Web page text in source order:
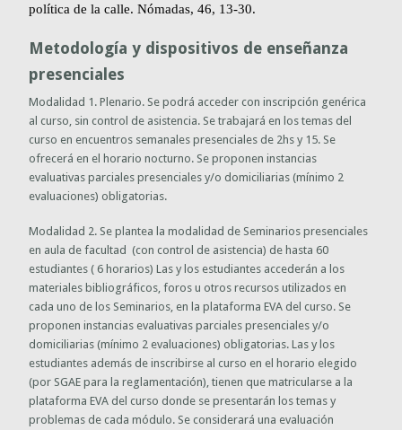
política de la calle.Nómadas, 46, 13-30.
Metodología y dispositivos de enseñanza
presenciales
Modalidad 1. Plenario. Se podrá acceder con inscripción genérica
al curso, sin control de asistencia. Se trabajará en los temas del
curso en encuentros semanales presenciales de 2hs y 15. Se
ofrecerá en el horario nocturno. Se proponen instancias
evaluativas parciales presenciales y/o domiciliarias (mínimo 2
evaluaciones) obligatorias.
Modalidad 2. Se plantea la modalidad de Seminarios presenciales
en aula de facultad (con control de asistencia) de hasta 60
estudiantes ( 6 horarios) Las y los estudiantes accederán a los
materiales bibliográficos, foros u otros recursos utilizados en
cada uno de los Seminarios, en la plataforma EVA del curso. Se
proponen instancias evaluativas parciales presenciales y/o
domiciliarias (mínimo 2 evaluaciones) obligatorias. Las y los
estudiantes además de inscribirse al curso en el horario elegido
(por SGAE para la reglamentación), tienen que matricularse a la
plataforma EVA del curso donde se presentarán los temas y
problemas de cada módulo. Se considerará una evaluación